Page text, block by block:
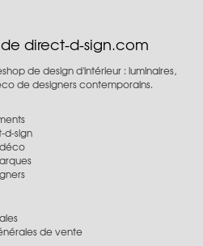
direct-d-sign.com
de design d'intérieur : luminaires,
de designers contemporains.
d-sign
de vente